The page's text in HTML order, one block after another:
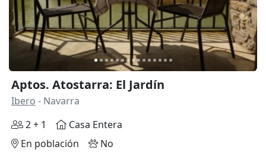
Aptos. Atostarra: El Jardín
Ibero - Navarra
2 + 1
Casa Entera
En población
No